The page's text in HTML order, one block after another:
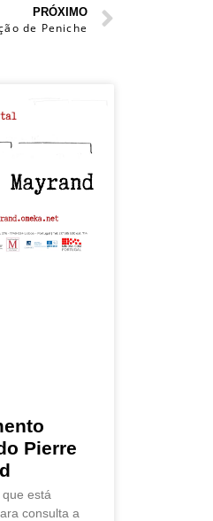
PRÓXIMO
de Peniche
Pierre
está
consulta a